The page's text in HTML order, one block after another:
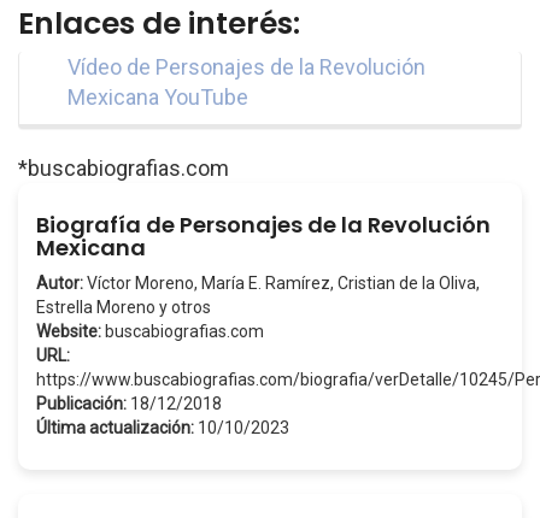
Enlaces de interés:
Vídeo de Personajes de la Revolución
Mexicana YouTube
*buscabiografias.com
Biografía de Personajes de la Revolución
Mexicana
Autor:Víctor Moreno, María E. Ramírez, Cristian de la Oliva,
Estrella Moreno y otros
Website:buscabiografias.com
URL:
https://www.buscabiografias.com/biografia/verDetalle/10245/
Publicación: 18/12/2018
Última actualización: 10/10/2023